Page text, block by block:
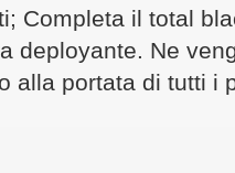
Completa il total
deployante. Ne
alla portata di tutti i